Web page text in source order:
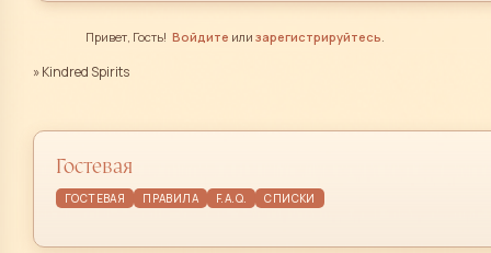
Привет, Гость! Войдите илизарегистрируйтесь
»Kindred Spirits
Гостевая
ГОСТЕВАЯ ПРАВИЛА F.A.Q. СПИСКИ